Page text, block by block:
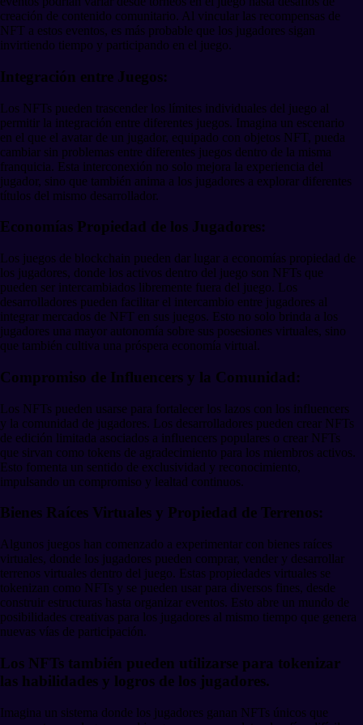
creación de contenido comunitario. Al vincular las recompensas de
NFT a estos eventos, es más probable que los jugadores sigan
invirtiendo tiempo y participando en el juego.
Integración entre Juegos:
Los NFTs pueden trascender los límites individuales del juego al
permitir la integración entre diferentes juegos. Imagina un escenario
en el que el avatar de un jugador, equipado con objetos NFT, pueda
cambiar sin problemas entre diferentes juegos dentro de la misma
franquicia. Esta interconexión no solo mejora la experiencia del
jugador, sino que también anima a los jugadores a explorar diferentes
títulos del mismo desarrollador.
Economías Propiedad de los Jugadores:
Los juegos de blockchain pueden dar lugar a economías propiedad de
los jugadores, donde los activos dentro del juego son NFTs que
pueden ser intercambiados libremente fuera del juego. Los
desarrolladores pueden facilitar el intercambio entre jugadores al
integrar mercados de NFT en sus juegos. Esto no solo brinda a los
jugadores una mayor autonomía sobre sus posesiones virtuales, sino
que también cultiva una próspera economía virtual.
Compromiso de Influencers y la Comunidad:
Los NFTs pueden usarse para fortalecer los lazos con los influencers
y la comunidad de jugadores. Los desarrolladores pueden crear NFTs
de edición limitada asociados a influencers populares o crear NFTs
que sirvan como tokens de agradecimiento para los miembros activos.
Esto fomenta un sentido de exclusividad y reconocimiento,
impulsando un compromiso y lealtad continuos.
Bienes Raíces Virtuales y Propiedad de Terrenos:
Algunos juegos han comenzado a experimentar con bienes raíces
virtuales, donde los jugadores pueden comprar, vender y desarrollar
terrenos virtuales dentro del juego. Estas propiedades virtuales se
tokenizan como NFTs y se pueden usar para diversos fines, desde
construir estructuras hasta organizar eventos. Esto abre un mundo de
posibilidades creativas para los jugadores al mismo tiempo que genera
nuevas vías de participación.
Los NFTs también pueden utilizarse para tokenizar
las habilidades y logros de los jugadores.
Imagina un sistema donde los jugadores ganan NFTs únicos que